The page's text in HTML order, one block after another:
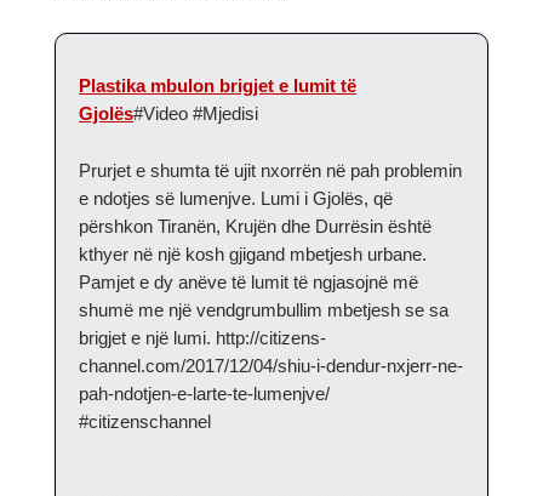
Plastika mbulon brigjet e lumit të
Gjolës#Video #Mjedisi
Prurjet e shumta të ujit nxorrën në pah problemin
e ndotjes së lumenjve. Lumi i Gjolës, që
përshkon Tiranën, Krujën dhe Durrësin është
kthyer në një kosh gjigand mbetjesh urbane.
Pamjet e dy anëve të lumit të ngjasojnë më
shumë me një vendgrumbullim mbetjesh se sa
brigjet e një lumi. http://citizens-
channel.com/2017/12/04/shiu-i-dendur-nxjerr-ne-
pah-ndotjen-e-larte-te-lumenjve/
#citizenschannel